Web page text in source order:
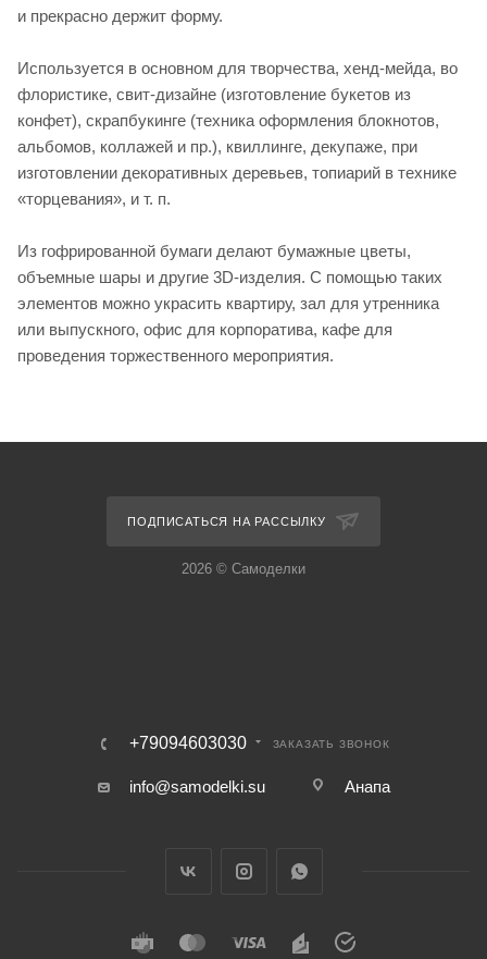
и прекрасно держит форму.
Используется в основном для творчества, хенд-мейда, во
флористике, свит-дизайне (изготовление букетов из
конфет), скрапбукинге (техника оформления блокнотов,
альбомов, коллажей и пр.), квиллинге, декупаже, при
изготовлении декоративных деревьев, топиарий в технике
«торцевания», и т. п.
Из гофрированной бумаги делают бумажные цветы,
объемные шары и другие 3D-изделия. С помощью таких
элементов можно украсить квартиру, зал для утренника
или выпускного, офис для корпоратива, кафе для
проведения торжественного мероприятия.
ПОДПИСАТЬСЯ НА РАССЫЛКУ
2026 © Самоделки
+79094603030 ЗАКАЗАТЬ ЗВОНОК
info@samodelki.su Анапа